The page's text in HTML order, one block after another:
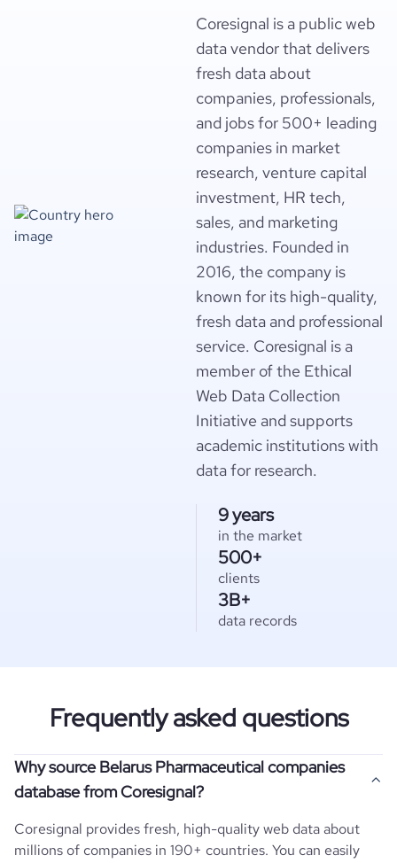
Coresignal is a public web
data vendor that delivers
fresh data about
companies, professionals,
and jobs for 500+ leading
companies in market
research, venture capital
investment, HR tech,
sales, and marketing
industries. Founded in
2016, the company is
known for its high-quality,
fresh data and professional
service. Coresignal is a
member of the Ethical
Web Data Collection
Initiative and supports
academic institutions with
data for research.
9 years
in the market
500+
clients
3B+
data records
Frequently asked questions
Why source Belarus Pharmaceutical companies
database from Coresignal?
Coresignal provides fresh, high-quality web data about
millions of companies in 190+ countries. You can easily